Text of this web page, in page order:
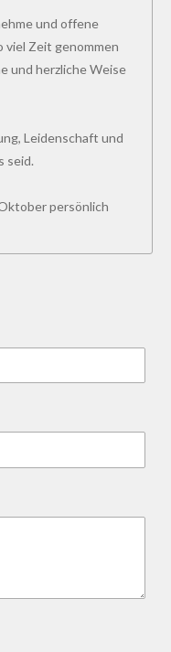
und offene
viel Zeit genommen
und herzliche Weise
Leidenschaft und
seid.
persönlich